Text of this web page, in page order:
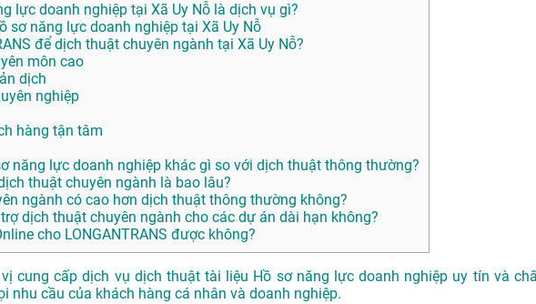
lực doanh nghiệp tại Xã Uy Nỗ là dịch vụ gì?
sơ năng lực doanh nghiệp tại Xã Uy Nỗ
để dịch thuật chuyên ngành tại Xã Uy Nỗ?
môn cao
dịch
nghiệp
hàng tận tâm
năng lực doanh nghiệp khác gì so với dịch thuật thông thường?
thuật chuyên ngành là bao lâu?
ngành có cao hơn dịch thuật thông thường không?
trợ dịch thuật chuyên ngành cho các dự án dài hạn không?
cho LONGANTRANS được không?
vị cung cấp dịch vụ dịch thuật tài liệu Hồ sơ năng lực doanh nghiệp uy tín và
nhu cầu của khách hàng cá nhân và doanh nghiệp.